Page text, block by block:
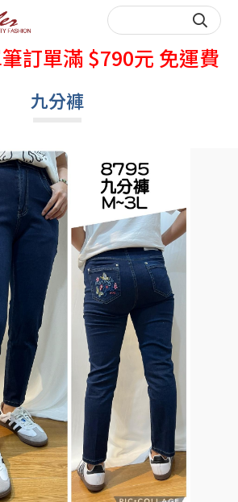
秋天牛仔褲熱賣中
訂單滿 $790元 免運費
前，請先詳閱購物說明~
秋天牛仔褲熱賣中
訂單滿 $790元 免運費
，請先詳閱購物說明~
九分褲